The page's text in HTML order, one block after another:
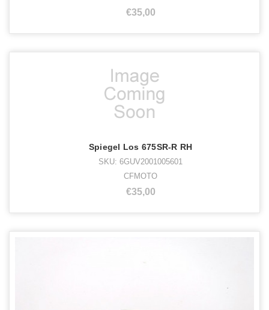
€35,00
Spiegel Los 675SR-R RH
SKU: 6GUV2001005601
CFMOTO
€35,00